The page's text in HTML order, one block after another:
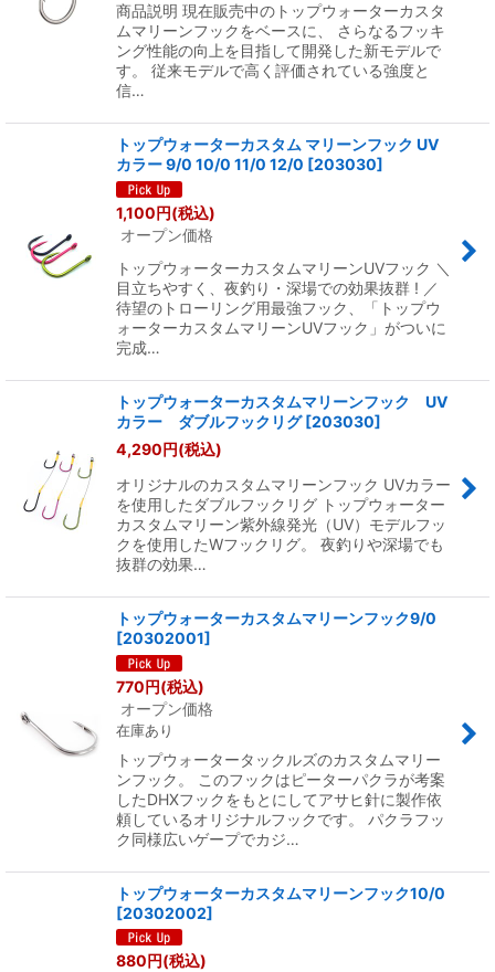
商品説明 現在販売中のトップウォーターカスタ
ムマリーンフックをベースに、 さらなるフッキ
ング性能の向上を目指して開発した新モデルで
す。 従来モデルで高く評価されている強度と
信…
トップウォーターカスタム マリーンフック UV
カラー 9/0 10/0 11/0 12/0 [203030]
1,100円(税込)
オープン価格
トップウォーターカスタムマリーンUVフック ＼
目立ちやすく、夜釣り・深場での効果抜群 ! ／
待望のトローリング用最強フック、「トップウ
ォーターカスタムマリーンUVフック」がついに
完成…
トップウォーターカスタムマリーンフック UV
カラー ダブルフックリグ [203030]
4,290円(税込)
オリジナルのカスタムマリーンフック UVカラー
を使用したダブルフックリグ トップウォーター
カスタムマリーン紫外線発光（UV）モデルフッ
クを使用したWフックリグ。 夜釣りや深場でも
抜群の効果…
トップウォーターカスタムマリーンフック9/0
[20302001]
770円(税込)
オープン価格
在庫あり
トップウォータータックルズのカスタムマリー
ンフック。 このフックはピーターパクラが考案
したDHXフックをもとにしてアサヒ針に製作依
頼しているオリジナルフックです。 パクラフッ
ク同様広いゲープでカジ…
トップウォーターカスタムマリーンフック10/0
[20302002]
880円(税込)